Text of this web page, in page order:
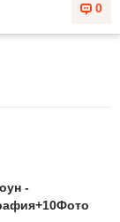
0
-